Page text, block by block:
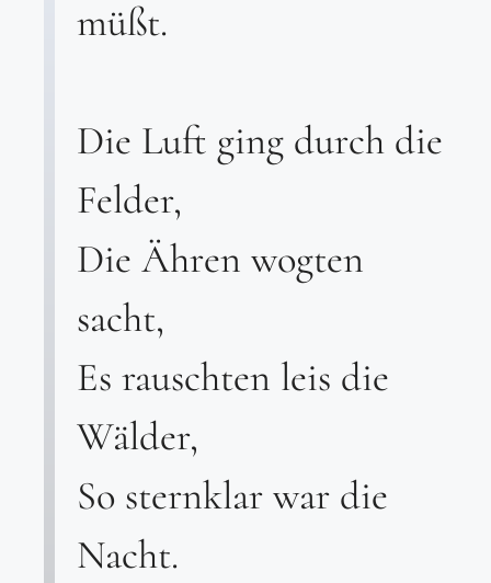
müßt.
Die Luft ging durch die
Felder,
Die Ähren wogten
sacht,
Es rauschten leis die
Wälder,
So sternklar war die
Nacht.